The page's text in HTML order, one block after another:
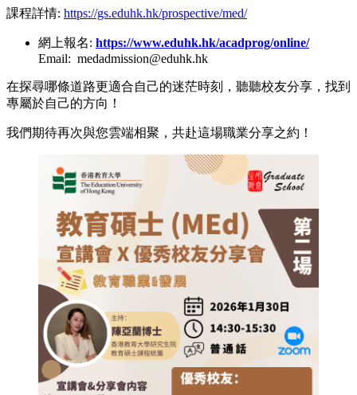
課程詳情: https://gs.eduhk.hk/prospective/med/
網上報名: https://www.eduhk.hk/acadprog/online/
Email: medadmission@eduhk.hk
在探尋哪條道路更適合自己的迷茫時刻，聽聽校友分享，找到
專屬於自己的方向！
我們期待再次與您雲端相聚，共赴這場職業分享之約！